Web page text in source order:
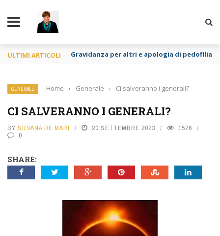
ULTIMI ARTICOLI Gravidanza per altri e apologia di pedofilia
GENERALE Home › Generale › Ci salveranno i generali?
CI SALVERANNO I GENERALI?
BY SILVANA DE MARI 20 SETTEMBRE 2023
1526
0
SHARE: